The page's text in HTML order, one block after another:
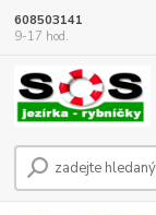
608503141
9-17 hod.